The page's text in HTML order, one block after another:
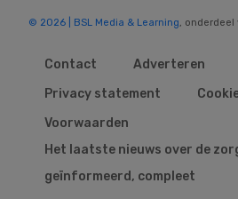
© 2026 | BSL Media & Learning, onderdeel
Contact
Adverteren
Privacy statement
Voorwaarden
Het laatste nieuws over de
geïnformeerd, compleet